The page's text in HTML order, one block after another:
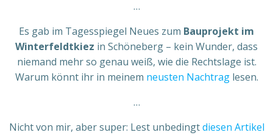
…
Es gab im Tagesspiegel Neues zum Bauprojekt im
Winterfeldtkiez in Schöneberg – kein Wunder, dass
niemand mehr so genau weiß, wie die Rechtslage ist.
Warum könnt ihr in meinem neusten Nachtraglesen.
…
Nicht von mir, aber super: Lest unbedingtdiesen Artikel